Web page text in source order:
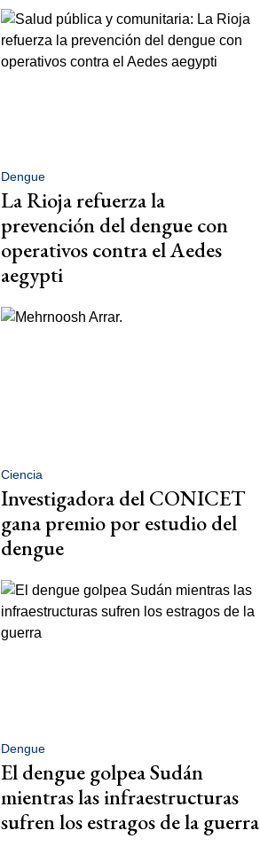
Dengue
La Rioja refuerza la
prevención del dengue con
operativos contra el Aedes
aegypti
Ciencia
Investigadora del CONICET
gana premio por estudio del
dengue
Dengue
El dengue golpea Sudán
mientras las infraestructuras
sufren los estragos de la guerra